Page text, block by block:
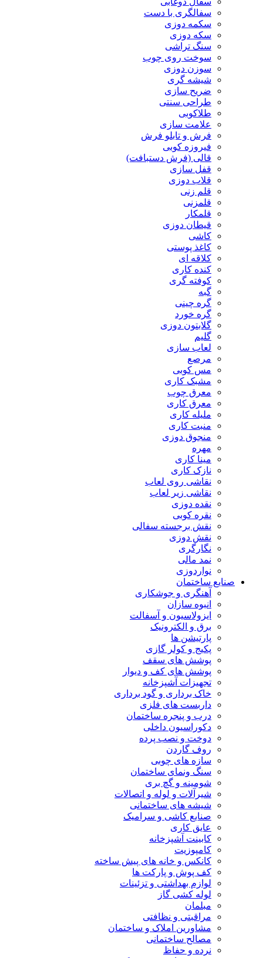
سفالگری با دست
سکمه دوزی
سکه دوزی
سنگ تراشی
سوخت روی چوب
سوزن دوزی
شیشه گری
ضریح سازی
طراحی سنتی
طلاکوبی
علامت سازی
فرش و تابلو فرش
فیروزه کوبی
قالی (فرش دستبافت)
قفل سازی
قلاب دوزی
قلم زنی
قلمزنی
قلمکار
قیطان دوزی
کاشی
کاغذ پوستی
کلاقه ای
کنده کاری
کوفته گری
گبه
گره چینی
گره خورد
گلابتون دوزی
گلیم
لعاب سازی
مرصع
مس کوبی
مشبک کاری
معرق چوب
معرق کاری
مليله کاری
منبت کاری
منجوق دوزی
مهره
مینا کاری
نازک کاری
نقاشی روی لعاب
نقاشی زیر لعاب
نقده دوزی
نقره کوبی
نقش برجسته سفالی
نقش دوزی
نگارگری
نمد مالی
نواردوزی
صنایع ساختمان
آهنگری و جوشکاری
انبوه سازان
ایزولاسیون و آسفالت
برق و الکترونیک
پارتیشن ها
پکیج و کولر گازی
پوشش های سقف
پوشش های کف و دیوار
تجهیزات آشپزخانه
خاک برداری و گود برداری
داربست های فلزی
درب و پنجره ساختمان
دکوراسیون داخلی
دوخت و نصب پرده
روف گاردن
سازه های چوبی
سنگ ونمای ساختمان
شومینه و گچ بری
شیرآلات و لوله و اتصالات
شیشه های ساختمانی
صنایع کاشی و سرامیک
عایق کاری
کابینت آشپزخانه
کامپوزیت
کانکس و خانه های پیش ساخته
کف پوش و پارکت ها
لوازم بهداشتی و تزئینات
لوله کشی گاز
مبلمان
مراقبتی و نظافتی
مشاورین املاک و ساختمان
مصالح ساختمانی
نرده و حفاظ